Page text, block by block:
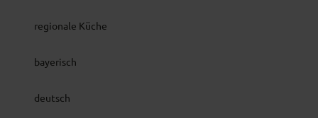
regionale Küche
bayerisch
deutsch